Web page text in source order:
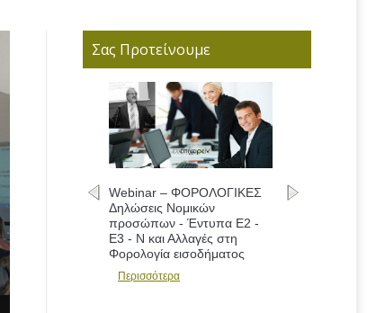
Σας Προτείνουμε
Webinar – ΦΟΡΟΛΟΓΙΚΕΣ
Δηλώσεις Νομικών
προσώπων - Έντυπα Ε2 -
Ε3 - Ν και Αλλαγές στη
Φορολογία εισοδήματος
Περισσότερα